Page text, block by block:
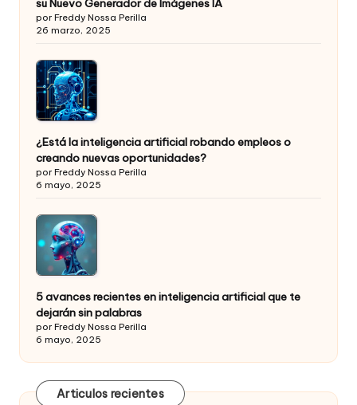
su Nuevo Generador de Imágenes IA
por Freddy Nossa Perilla
26 marzo, 2025
¿Está la inteligencia artificial robando empleos o
creando nuevas oportunidades?
por Freddy Nossa Perilla
6 mayo, 2025
5 avances recientes en inteligencia artificial que te
dejarán sin palabras
por Freddy Nossa Perilla
6 mayo, 2025
Articulos recientes